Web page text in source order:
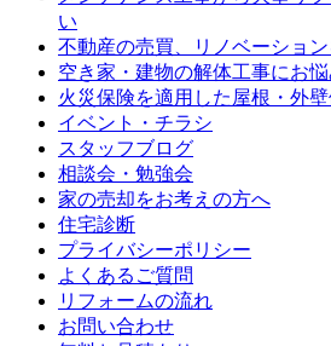
い
不動産の売買、リノベーショ
空き家・建物の解体工事にお
火災保険を適用した屋根・外
イベント・チラシ
スタッフブログ
相談会・勉強会
家の売却をお考えの方へ
住宅診断
プライバシーポリシー
よくあるご質問
リフォームの流れ
お問い合わせ